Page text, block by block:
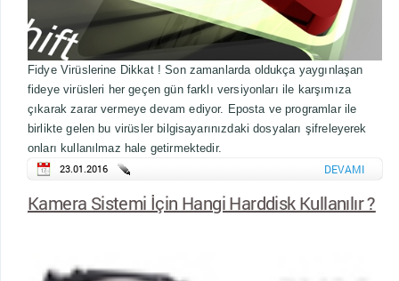
Fidye Virüslerine Dikkat ! Son zamanlarda oldukça yaygınlaşan
fideye virüsleri her geçen gün farklı versiyonları ile karşımıza
çıkarak zarar vermeye devam ediyor. Eposta ve programlar ile
birlikte gelen bu virüsler bilgisayarınızdaki dosyaları şifreleyerek
onları kullanılmaz hale getirmektedir.
23.01.2016
DEVAMI
Kamera Sistemi İçin Hangi Harddisk Kullanılır ?